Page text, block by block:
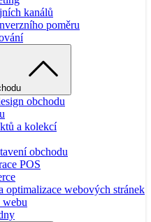
kanálů
poměru
obchodu
a kolekcí
obchodu
POS
optimalizace webových stránek
webu